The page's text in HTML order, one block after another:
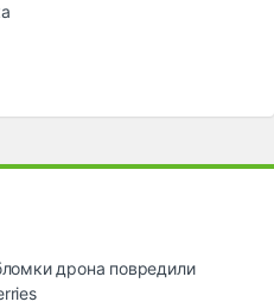
дрона повредили